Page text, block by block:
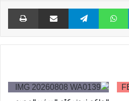
لينكدإن واتساب تيلقرام مشاركة عبر البريد